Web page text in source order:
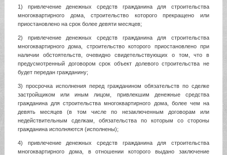
1) привлечение денежных средств гражданина для строительства
многоквартирного дома, строительство которого прекращено или
приостановлено на срок более девяти месяцев;
2) привлечение денежных средств гражданина для строительства
многоквартирного дома, строительство которого приостановлено при
наличии обстоятельств, очевидно свидетельствующих о том, что в
предусмотренный договором срок объект долевого строительства не
будет передан гражданину;
3) просрочка исполнения перед гражданином обязательств по сделке
застройщиком или иным лицом, привлекшим денежные средства
гражданина для строительства многоквартирного дома, более чем на
девять месяцев (в том числе по незаключенным договорам или
недействительным сделкам, обязательства по которым со стороны
гражданина исполняются (исполнены);
4) привлечение денежных средств гражданина для строительства
многоквартирного дома, в отношении которого выдано заключение